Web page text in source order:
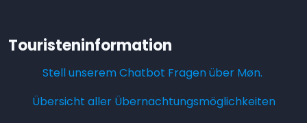
Touristeninformation
Stell unserem Chatbot Fragen über Møn.
Übersicht aller Übernachtungsmöglichkeiten